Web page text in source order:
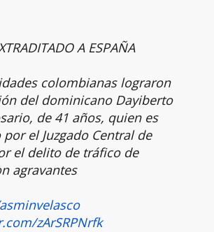
A ESPAÑA
colombianas lograron
del dominicano Dayiberto
de 41 años, quien es
el Juzgado Central de
el delito de tráfico de
agravantes
zArSRPNrfk